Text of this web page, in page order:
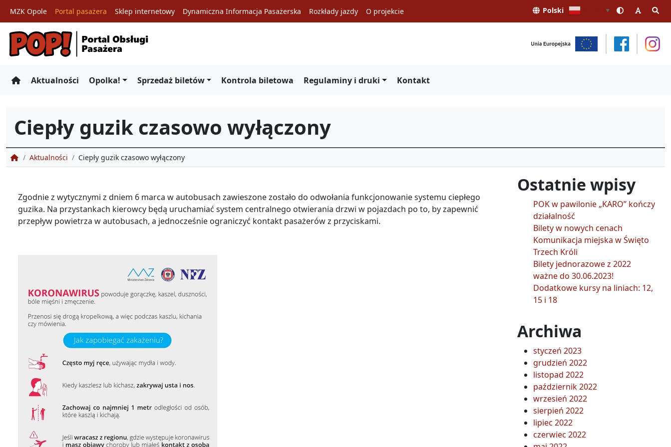
MZK Opole Portal pasażera Sklep internetowy Dynamiczna Informacja Pasażerska Rozkłady jazdy O projekcie Polski ▼
treści
Aktualności Opolka! Sprzedaż biletów Kontrola biletowa Regulaminy i druki Kontakt
Ciepły guzik czasowo wyłączony
Portal Obsługi Pasażera
Aktualności Ciepły guzik czasowo wyłączony
Zgodnie z wytycznymi z dniem 6 marca w autobusach zawieszone zostało do odwołania funkcjonowanie systemu ciepłego
guzika. Na przystankach kierowcy będą uruchamiać system centralnego otwierania drzwi w pojazdach po to, by zapewnić
przepływ powietrza w autobusach, a jednocześnie ograniczyć kontakt pasażerów z przyciskami.
Ostatnie wpisy
POK w pawilonie „KARO” kończy
działalność
Bilety w nowych cenach
Komunikacja miejska w Święto
Trzech Króli
Bilety jednorazowe z 2022
ważne do 30.06.2023!
Dodatkowe kursy na liniach: 12,
15 i 18
Archiwa
styczeń 2023
grudzień 2022
listopad 2022
październik 2022
wrzesień 2022
sierpień 2022
lipiec 2022
czerwiec 2022